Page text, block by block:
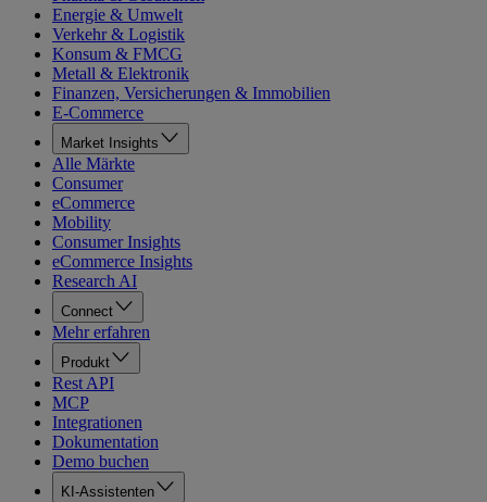
Energie & Umwelt
Verkehr & Logistik
Konsum & FMCG
Metall & Elektronik
Finanzen, Versicherungen & Immobilien
E-Commerce
Market Insights
Alle Märkte
Consumer
eCommerce
Mobility
Consumer Insights
eCommerce Insights
Research AI
Connect
Mehr erfahren
Produkt
Rest API
MCP
Integrationen
Dokumentation
Demo buchen
KI-Assistenten